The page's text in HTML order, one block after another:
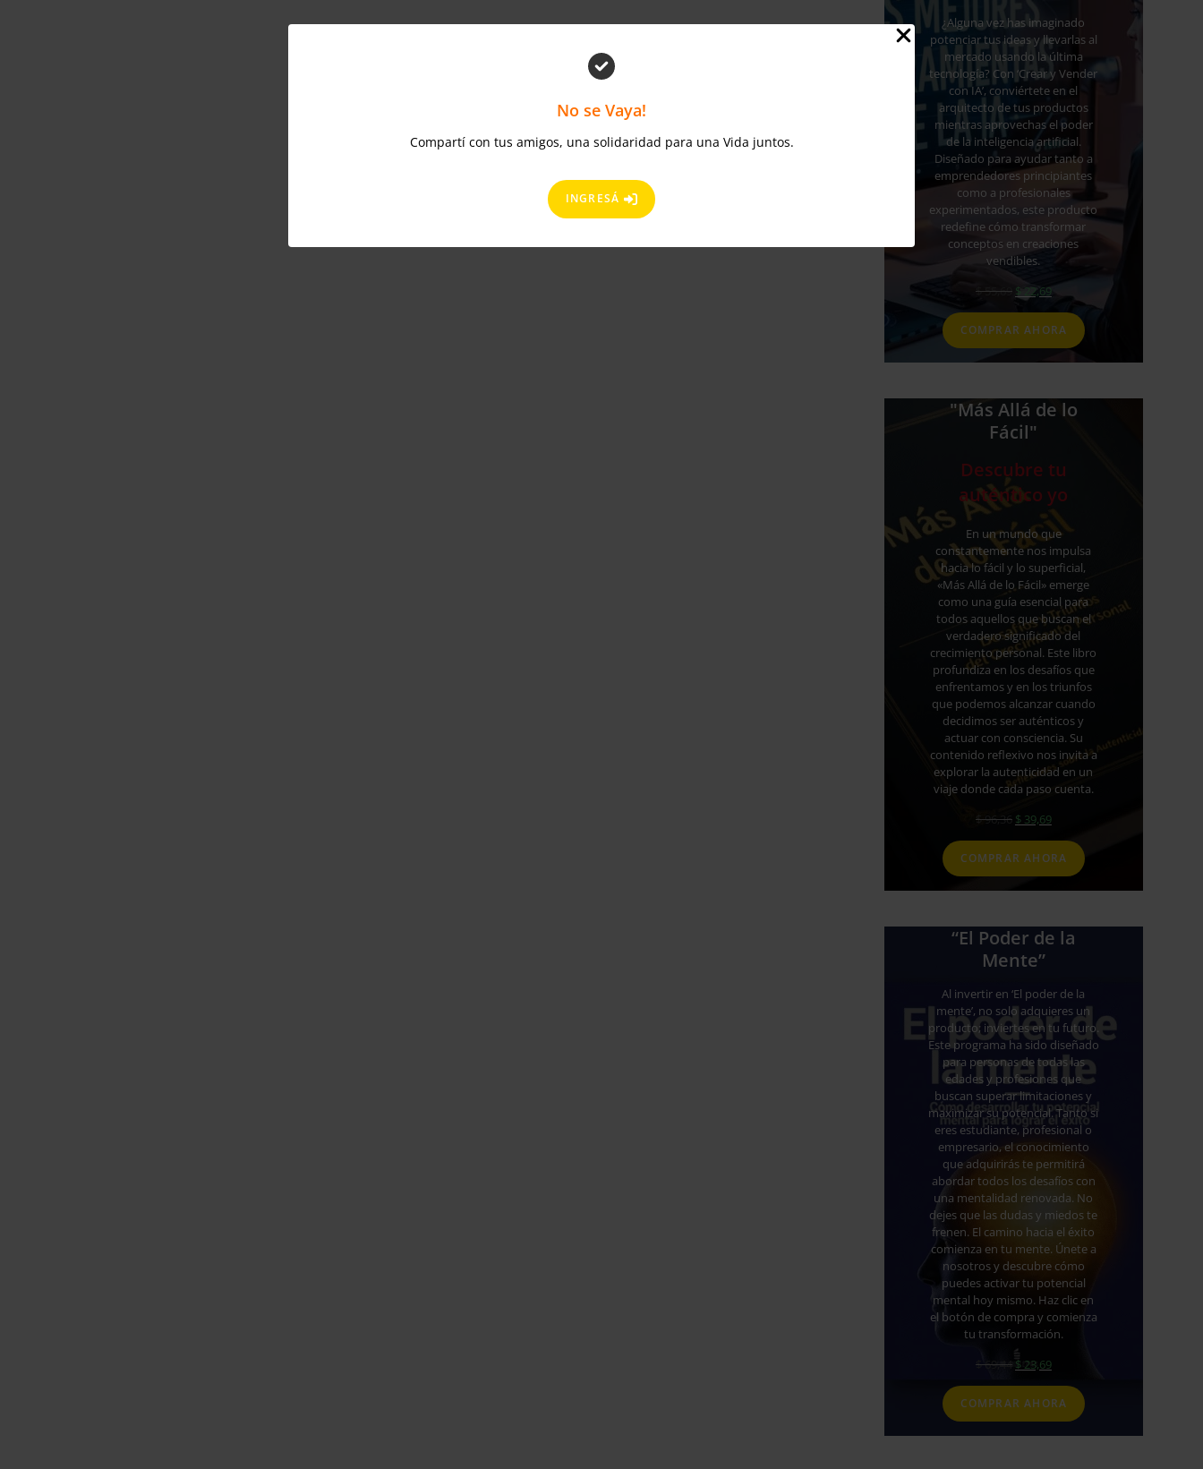
No se Vaya!
Compartí con tus amigos, una solidaridad para una Vida juntos.
INGRESÁ
¿Alguna vez has imaginado
potenciar tus ideas y llevarlas al
mercado usando la última
tecnología? Con ‘Crear y Vender
con IA’, conviértete en el
arquitecto de tus productos
mientras aprovechas el poder
de la inteligencia artificial.
Diseñado para ayudar tanto a
emprendedores principiantes
como a profesionales
experimentados, este producto
redefine cómo transformar
conceptos en creaciones
vendibles.
$55,69 El
precio
era:
$ 55,69.
$22,69El
precio
actual
es:
$ 22,69.
COMPRAR AHORA
"Más Allá de lo
Fácil"
Descubre tu
auténtico yo
En un mundo que
constantemente nos impulsa
hacia lo fácil y lo superficial,
«Más Allá de lo Fácil» emerge
como una guía esencial para
todos aquellos que buscan el
verdadero significado del
crecimiento personal. Este libro
profundiza en los desafíos que
enfrentamos y en los triunfos
que podemos alcanzar cuando
decidimos ser auténticos y
actuar con consciencia. Su
contenido reflexivo nos invita a
explorar la autenticidad en un
viaje donde cada paso cuenta.
$96,36 El
era:
$ 96,36.
$39,69El
actual
es:
$ 39,69.
COMPRAR AHORA
“El Poder de la
Mente”
Al invertir en ‘El poder de la
mente’, no solo adquieres un
producto; inviertes en tu futuro.
Este programa ha sido diseñado
para personas de todas las
edades y profesiones que
buscan superar limitaciones y
maximizar su potencial. Tanto si
eres estudiante, profesional o
empresario, el conocimiento
que adquirirás te permitirá
abordar todos los desafíos con
una mentalidad renovada. No
dejes que las dudas y miedos te
frenen. El camino hacia el éxito
comienza en tu mente. Únete a
nosotros y descubre cómo
puedes activar tu potencial
mental hoy mismo. Haz clic en
el botón de compra y comienza
tu transformación.
$69,44El
era:
$ 69,44.
$23,69El
actual
es:
$ 23,69.
COMPRAR AHORA